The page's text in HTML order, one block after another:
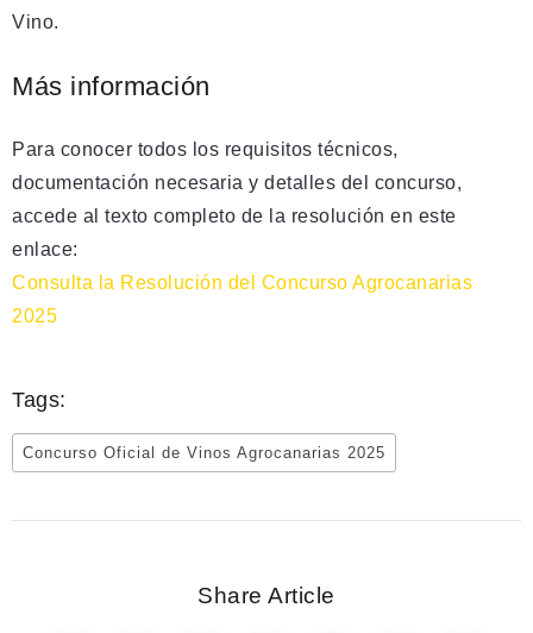
Vino.
Más información
Para conocer todos los requisitos técnicos,
documentación necesaria y detalles del concurso,
accede al texto completo de la resolución en este
enlace:
Consulta la Resolución del Concurso Agrocanarias
2025
Tags:
Concurso Oficial de Vinos Agrocanarias 2025
Share Article